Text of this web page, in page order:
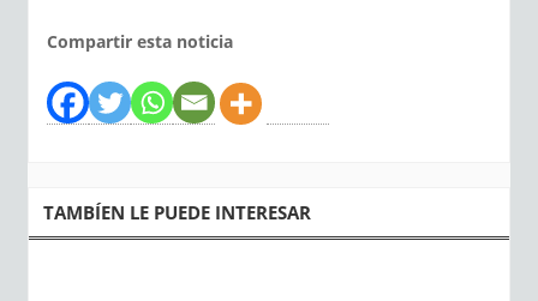
Compartir esta noticia
TAMBÍEN LE PUEDE INTERESAR